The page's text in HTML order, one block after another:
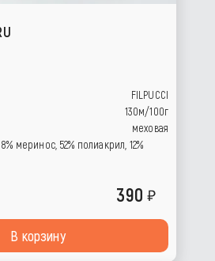
FILPUCCI
130м/100г
меховая
меринос, 52% полиакрил, 12%
390
В корзину